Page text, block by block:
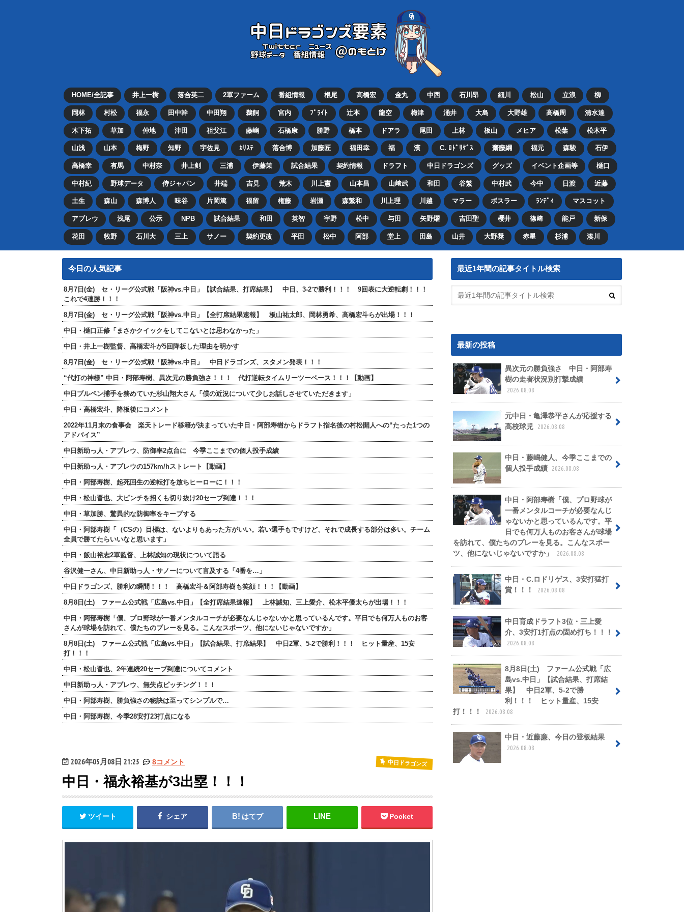
HOME/全記事 井上一樹 落合英二 2軍ファーム 番組情報 根尾 高橋宏 金丸 中西 石川昂 細川 松山 立浪 柳
岡林 村松 福永 田中幹 中田翔 鵜飼 宮内 ﾌﾞﾗｲﾄ 辻本 龍空 梅津 涌井 大島 大野雄 高橋周 清水達
木下拓 草加 仲地 津田 祖父江 藤嶋 石橋康 勝野 橋本 ドアラ 尾田 上林 板山 メヒア 松葉 松木平
山浅 山本 梅野 知野 宇佐見 ｶﾘｽﾃ 落合博 加藤匠 福田幸 福 濱 C. ﾛﾄﾞﾘｹﾞｽ 齋藤綱 福元 森駿 石伊
高橋幸 有馬 中村奈 井上剣 三浦 伊藤茉 試合結果 契約情報 ドラフト 中日ドラゴンズ グッズ イベント企画等 樋口
中村紀 野球データ 侍ジャパン 井端 吉見 荒木 川上憲 山本昌 山﨑武 和田 谷繁 中村武 今中 日渡 近藤
土生 森山 森博人 味谷 片岡篤 福留 権藤 岩瀬 森繁和 川上理 川越 マラー ボスラー ﾗﾝﾃﾞｨ マスコット
アブレウ 浅尾 公示 NPB 試合結果 和田 英智 宇野 松中 与田 矢野燿 吉田聖 櫻井 篠﨑 能戸 新保
花田 牧野 石川大 三上 サノー 契約更改 平田 松中 阿部 堂上 田島 山井 大野奨 赤星 杉浦 湊川
今日の人気記事
8月7日(金) セ・リーグ公式戦「阪神vs.中日」【試合結果、打席結果】 中日、3-2で勝利！！！ 9回表に大逆転劇！！！
これで4連勝！！！
8月7日(金) セ・リーグ公式戦「阪神vs.中日」【全打席結果速報】 板山祐太郎、岡林勇希、高橋宏斗らが出場！！！
中日・樋口正修「まさかクイックをしてこないとは思わなかった」
中日・井上一樹監督、高橋宏斗が5回降板した理由を明かす
8月7日(金) セ・リーグ公式戦「阪神vs.中日」 中日ドラゴンズ、スタメン発表！！！
“代打の神様” 中日・阿部寿樹、異次元の勝負強さ！！！ 代打逆転タイムリーツーベース！！！【動画】
中日ブルペン捕手を務めていた杉山翔大さん「僕の近況について少しお話しさせていただきます」
中日・高橋宏斗、降板後にコメント
2022年11月末の食事会 楽天トレード移籍が決まっていた中日・阿部寿樹からドラフト指名後の村松開人への“たった1つの
アドバイス”
中日新助っ人・アブレウ、防御率2点台に 今季ここまでの個人投手成績
中日新助っ人・アブレウの157km/hストレート【動画】
中日・阿部寿樹、起死回生の逆転打を放ちヒーローに！！！
中日・松山晋也、大ピンチを招くも切り抜け20セーブ到達！！！
中日・草加勝、驚異的な防御率をキープする
中日・阿部寿樹「（CSの）目標は、ないよりもあった方がいい。若い選手もですけど、それで成長する部分は多い。チーム
全員で勝てたらいいなと思います」
中日・飯山裕志2軍監督、上林誠知の現状について語る
谷沢健一さん、中日新助っ人・サノーについて言及する「4番を…」
中日ドラゴンズ、勝利の瞬間！！！ 高橋宏斗＆阿部寿樹も笑顔！！！【動画】
8月8日(土) ファーム公式戦「広島vs.中日」【全打席結果速報】 上林誠知、三上愛介、松木平優太らが出場！！！
中日・阿部寿樹「僕、プロ野球が一番メンタルコーチが必要なんじゃないかと思っているんです。平日でも何万人ものお客
さんが球場を訪れて、僕たちのプレーを見る。こんなスポーツ、他にないじゃないですか」
8月8日(土) ファーム公式戦「広島vs.中日」【試合結果、打席結果】 中日2軍、5-2で勝利！！！ ヒット量産、15安
打！！！
中日・松山晋也、2年連続20セーブ到達についてコメント
中日新助っ人・アブレウ、無失点ピッチング！！！
中日・阿部寿樹、勝負強さの秘訣は至ってシンプルで…
中日・阿部寿樹、今季28安打23打点になる
2026年05月08日 21:25 8コメント 中日ドラゴンズ
中日・福永裕基が3出塁！！！
ツイート シェア はてブ Pocket
最近1年間の記事タイトル検索
最新の投稿
異次元の勝負強さ 中日・阿部寿
樹の走者状況別打撃成績
2026.08.08
元中日・亀澤恭平さんが応援する
高校球児
2026.08.08
中日・藤嶋健人、今季ここまでの
個人投手成績
2026.08.08
中日・阿部寿樹「僕、プロ野球が
一番メンタルコーチが必要なんじ
ゃないかと思っているんです。平
日でも何万人ものお客さんが球場
を訪れて、僕たちのプレーを見る。こんなスポー
ツ、他にないじゃないですか」
2026.08.08
中日・C.ロドリゲス、3安打猛打
賞！！！
2026.08.08
中日育成ドラフト3位・三上愛
介、3安打1打点の固め打ち！！！
2026.08.08
8月8日(土) ファーム公式戦「広
島vs.中日」【試合結果、打席結
果】 中日2軍、5-2で勝
利！！！ ヒット量産、15安
打！！！
2026.08.08
中日・近藤廉、今日の登板結果
2026.08.08